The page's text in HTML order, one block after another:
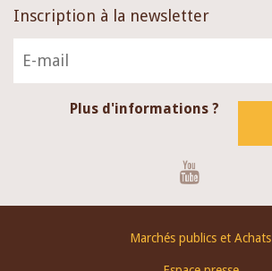
Inscription à la newsletter
Plus d'informations ?
Marchés publics et Achats